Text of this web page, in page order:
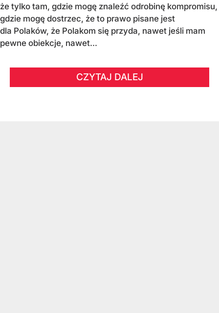
że tylko tam, gdzie mogę znaleźć odrobinę kompromisu,
gdzie mogę dostrzec, że to prawo pisane jest
dla Polaków, że Polakom się przyda, nawet jeśli mam
pewne obiekcje, nawet...
CZYTAJ DALEJ